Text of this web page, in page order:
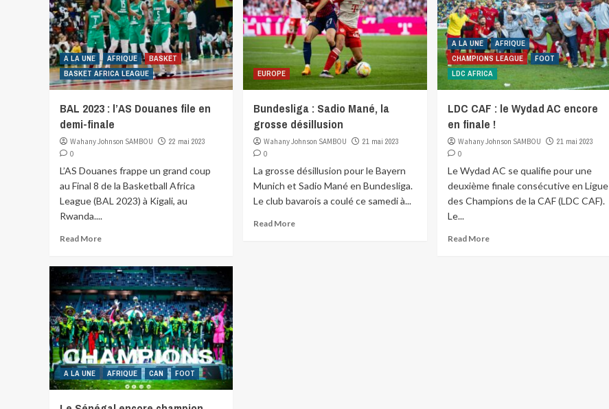
A LA UNE AFRIQUE
BASKET
BASKET AFRICA LEAGUE
BAL 2023 : l’AS Douanes file en
demi-finale
Wahany Johnson SAMBOU
22 mai 2023
0
L’AS Douanes frappe un grand coup
au Final 8 de la Basketball Africa
League (BAL 2023) à Kigali, au
Rwanda....
Read More
EUROPE
Bundesliga : Sadio Mané, la
grosse désillusion
Wahany Johnson SAMBOU
21 mai 2023
0
La grosse désillusion pour le Bayern
Munich et Sadio Mané en Bundesliga.
Le club bavarois a coulé ce samedi à...
Read More
A LA UNE
AFRIQUE
CHAMPIONS LEAGUE
FOOT
LDC AFRICA
LDC CAF : le Wydad AC encore
en finale !
Wahany Johnson SAMBOU
21 mai 2023
0
Le Wydad AC se qualifie pour une
deuxième finale consécutive en Ligue
des Champions de la CAF (LDC CAF).
Le...
Read More
A LA UNE AFRIQUE CAN FOOT